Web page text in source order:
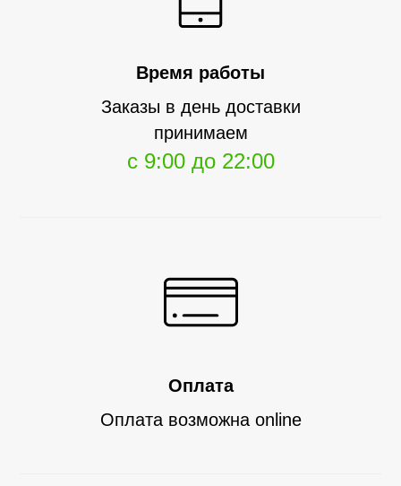
Время работы
Заказы в день доставки
принимаем
с 9:00 до 22:00
Оплата
Оплата возможна online